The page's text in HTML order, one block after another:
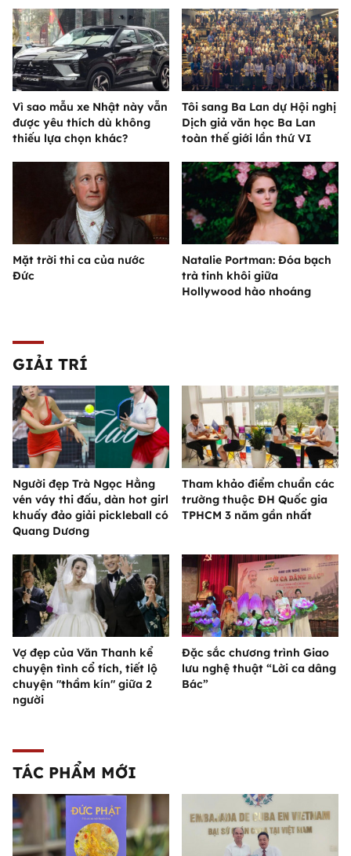
Vì sao mẫu xe Nhật này vẫn
được yêu thích dù không
thiếu lựa chọn khác?
Tôi sang Ba Lan dự Hội nghị
Dịch giả văn học Ba Lan
toàn thế giới lần thứ VI
Mặt trời thi ca của nước
Đức
Natalie Portman: Đóa bạch
trà tinh khôi giữa
Hollywood hào nhoáng
GIẢI TRÍ
Người đẹp Trà Ngọc Hằng
vén váy thi đấu, dàn hot girl
khuấy đảo giải pickleball có
Quang Dương
Tham khảo điểm chuẩn các
trường thuộc ĐH Quốc gia
TPHCM 3 năm gần nhất
Vợ đẹp của Văn Thanh kể
chuyện tình cổ tích, tiết lộ
chuyện "thầm kín" giữa 2
người
Đặc sắc chương trình Giao
lưu nghệ thuật “Lời ca dâng
Bác”
TÁC PHẨM MỚI